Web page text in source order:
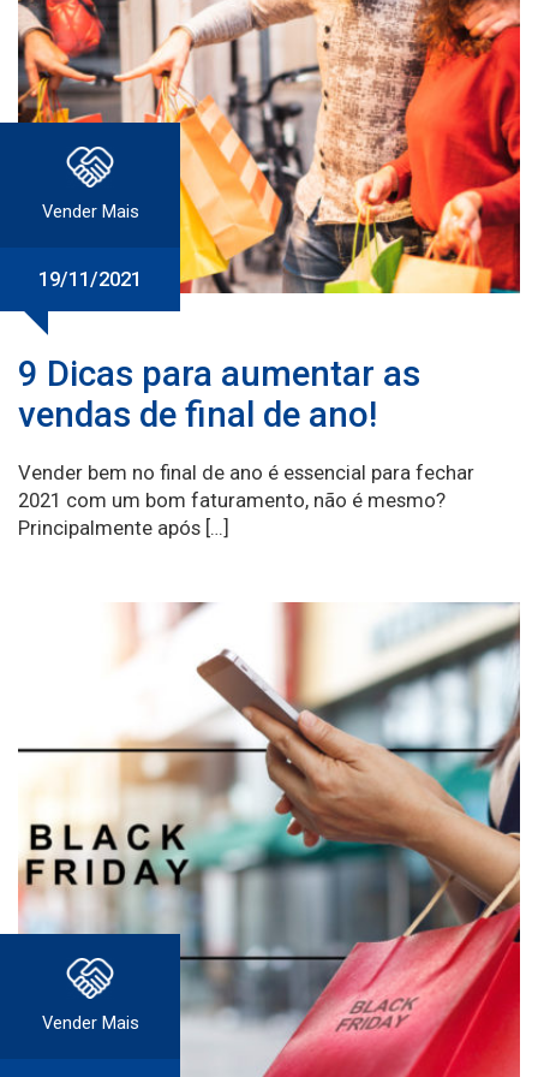
Vender Mais
19/11/2021
9 Dicas para aumentar as
vendas de final de ano!
Vender bem no final de ano é essencial para fechar
2021 com um bom faturamento, não é mesmo?
Principalmente após […]
Vender Mais